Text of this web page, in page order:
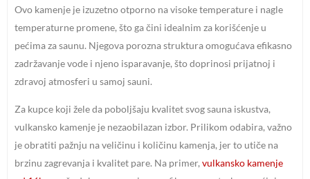
Ovo kamenje je izuzetno otporno na visoke temperature i nagle
temperaturne promene, što ga čini idealnim za korišćenje u
pećima za saunu. Njegova porozna struktura omogućava efikasno
zadržavanje vode i njeno isparavanje, što doprinosi prijatnoj i
zdravoj atmosferi u samoj sauni.
Za kupce koji žele da poboljšaju kvalitet svog sauna iskustva,
vulkansko kamenje je nezaobilazan izbor. Prilikom odabira, važno
je obratiti pažnju na veličinu i količinu kamenja, jer to utiče na
brzinu zagrevanja i kvalitet pare. Na primer, vulkansko kamenje